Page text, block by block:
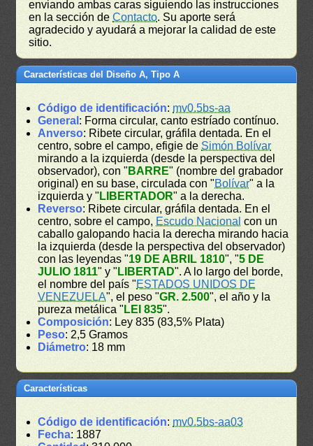
enviando ambas caras siguiendo las instrucciones
en la sección deContacto. Su aporte será
agradecido y ayudará a mejorar la calidad de este
sitio.
Características del Diseño A, Tipo A
Código de identificación: mv0.5bs-aa
General : Forma circular, canto estríado contínuo.
Anverso: Ribete circular, gráfila dentada. En el
centro, sobre el campo, efigie deSimón Bolívar
mirando a la izquierda (desde la perspectiva del
observador), con " BARRE" (nombre del grabador
original) en su base, circulada con "Bolívar" a la
izquierda y " LIBERTADOR" a la derecha.
Reverso: Ribete circular, gráfila dentada. En el
centro, sobre el campo, Escudo Nacional con un
caballo galopando hacia la derecha mirando hacia
la izquierda (desde la perspectiva del observador)
con las leyendas "19 DE ABRIL 1810", "5 DE
JULIO 1811" y " LIBERTAD". A lo largo del borde,
el nombre del país "ESTADOS UNIDOS DE
VENEZUELA", el peso "GR. 2.500", el año y la
pureza metálica " LEI 835".
Composición: Ley 835 (83,5% Plata)
Peso: 2,5 Gramos
Diámetro: 18 mm
Características
Código de identificación: mv0.5bs-aa03
Fecha: 1887